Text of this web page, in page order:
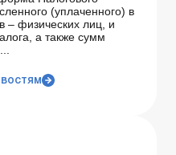
(уплаченного) в
– физических лиц, и
а также сумм